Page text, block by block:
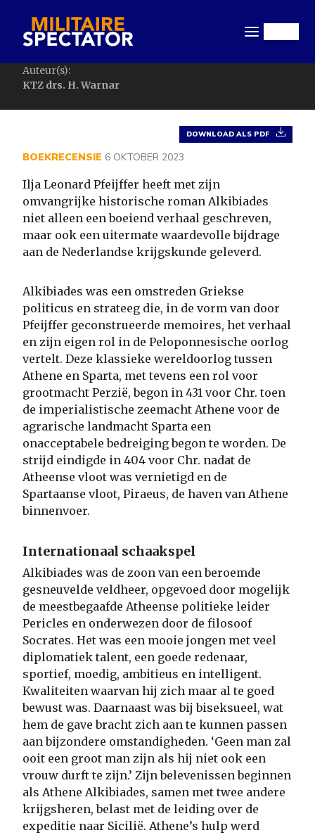
naar
inhoud
gaan
Auteur(s):
KTZ drs. H. Warnar
DOWNLOAD ALS PDF
BOEKRECENSIE 6 OKTOBER 2023
Ilja Leonard Pfeijffer heeft met zijn
omvangrijke historische roman Alkibiades
niet alleen een boeiend verhaal geschreven,
maar ook een uitermate waardevolle bijdrage
aan de Nederlandse krijgskunde geleverd.
Alkibiades was een omstreden Griekse
politicus en strateeg die, in de vorm van door
Pfeijffer geconstrueerde memoires, het verhaal
en zijn eigen rol in de Peloponnesische oorlog
vertelt. Deze klassieke wereldoorlog tussen
Athene en Sparta, met tevens een rol voor
grootmacht Perzië, begon in 431 voor Chr. toen
de imperialistische zeemacht Athene voor de
agrarische landmacht Sparta een
onacceptabele bedreiging begon te worden. De
strijd eindigde in 404 voor Chr. nadat de
Atheense vloot was vernietigd en de
Spartaanse vloot, Piraeus, de haven van Athene
binnenvoer.
Internationaal schaakspel
Alkibiades was de zoon van een beroemde
gesneuvelde veldheer, opgevoed door mogelijk
de meestbegaafde Atheense politieke leider
Pericles en onderwezen door de filosoof
Socrates. Het was een mooie jongen met veel
diplomatiek talent, een goede redenaar,
sportief, moedig, ambitieus en intelligent.
Kwaliteiten waarvan hij zich maar al te goed
bewust was. Daarnaast was bij biseksueel, wat
hem de gave bracht zich aan te kunnen passen
aan bijzondere omstandigheden. ‘Geen man zal
ooit een groot man zijn als hij niet ook een
vrouw durft te zijn.’ Zijn belevenissen beginnen
als Athene Alkibiades, samen met twee andere
krijgsheren, belast met de leiding over de
expeditie naar Sicilië. Athene’s hulp werd